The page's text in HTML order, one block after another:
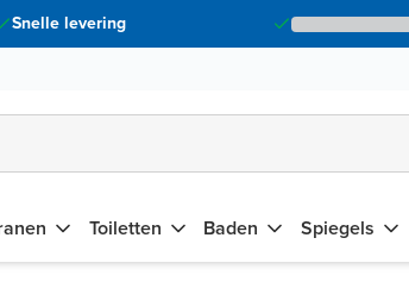
Snelle levering
Toiletten Baden Spiegels